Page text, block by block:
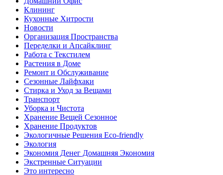
Клининг
Кухонные Хитрости
Новости
Организация Пространства
Переделки и Апсайклинг
Работа с Текстилем
Растения в Доме
Ремонт и Обслуживание
Сезонные Лайфхаки
Стирка и Уход за Вещами
Транспорт
Уборка и Чистота
Хранение Вещей Сезонное
Хранение Продуктов
Экологичные Решения Eco-friendly
Экология
Экономия Денег Домашняя Экономия
Экстренные Ситуации
Это интересно